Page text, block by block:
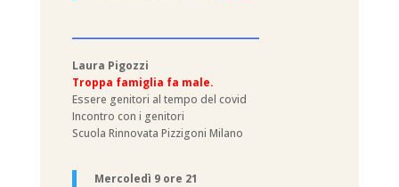
–––––––––––––––––––––
Laura Pigozzi
Troppa famiglia fa male.
Essere genitori al tempo del covid
Incontro con i genitori
Scuola Rinnovata Pizzigoni Milano
Mercoledì 9 ore 21